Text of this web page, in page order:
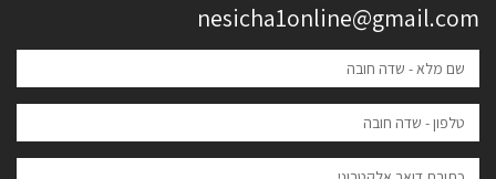
nesicha1online@gmail.com